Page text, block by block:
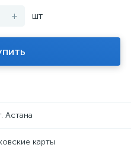
+ шт
Астана
карты